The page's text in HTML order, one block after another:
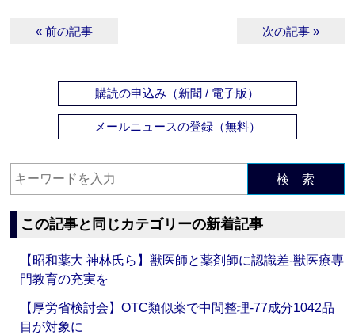
« 前の記事 次の記事 »
購読の申込み（新聞 / 電子版）
メールニュースの登録（無料）
検 索
この記事と同じカテゴリーの新着記事
【昭和薬大 神林氏ら】獣医師と薬剤師に認識差‐獣医療専
門教育の充実を
【厚労省検討会】OTC類似薬で中間整理‐77成分1042品
目が対象に